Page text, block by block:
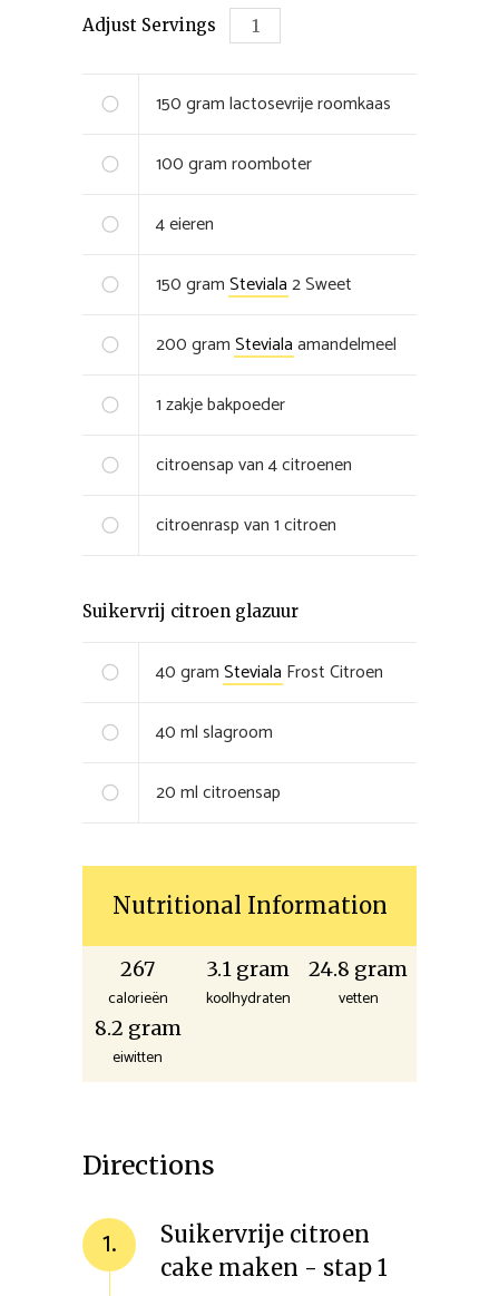
Adjust Servings
150gramlactosevrije roomkaas
100gramroomboter
4eieren
150gramSteviala2 Sweet
200gramStevialaamandelmeel
1zakjebakpoeder
citroensap van 4 citroenen
citroenrasp van 1 citroen
Suikervrij citroen glazuur
40gramSteviala Frost Citroen
40mlslagroom
20mlcitroensap
Nutritional Information
267
calorieën
3.1 gram
koolhydraten
24.8 gram
vetten
8.2 gram
eiwitten
Directions
1.
Suikervrije citroen
cake maken - stap 1